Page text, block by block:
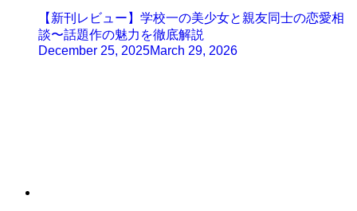
【新刊レビュー】学校一の美少女と親友同士の恋愛相
談〜話題作の魅力を徹底解説
December 25, 2025March 29, 2026